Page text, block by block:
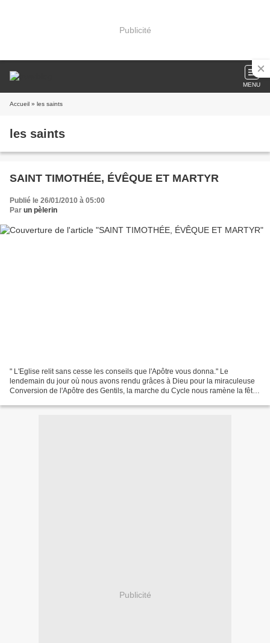
Publicité
MENU
Accueil » les saints
les saints
SAINT TIMOTHÉE, ÉVÊQUE ET MARTYR
Publié le 26/01/2010 à 05:00
Par un pèlerin
" L'Eglise relit sans cesse les conseils que l'Apôtre vous donna." Le
lendemain du jour où nous avons rendu grâces à Dieu pour la miraculeuse
Conversion de l'Apôtre des Gentils, la marche du Cycle nous ramène la fête
Publicité